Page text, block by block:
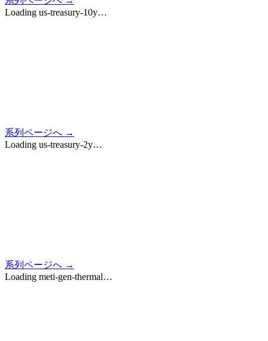
Loading us-treasury-10y…
系列ページへ →
Loading us-treasury-2y…
系列ページへ →
Loading meti-gen-thermal…